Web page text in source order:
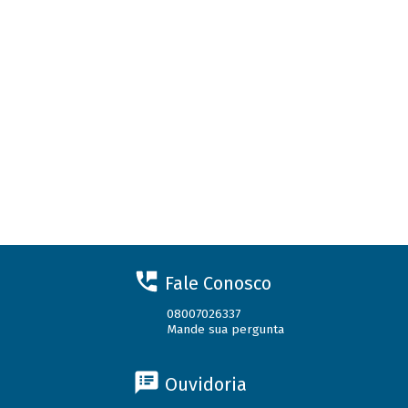
Fale Conosco
08007026337
Mande sua pergunta
Ouvidoria